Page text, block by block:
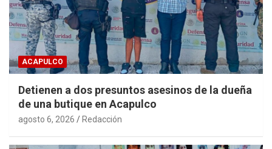
ACAPULCO
Detienen a dos presuntos asesinos de la dueña
de una butique en Acapulco
agosto 6, 2026 Redacción